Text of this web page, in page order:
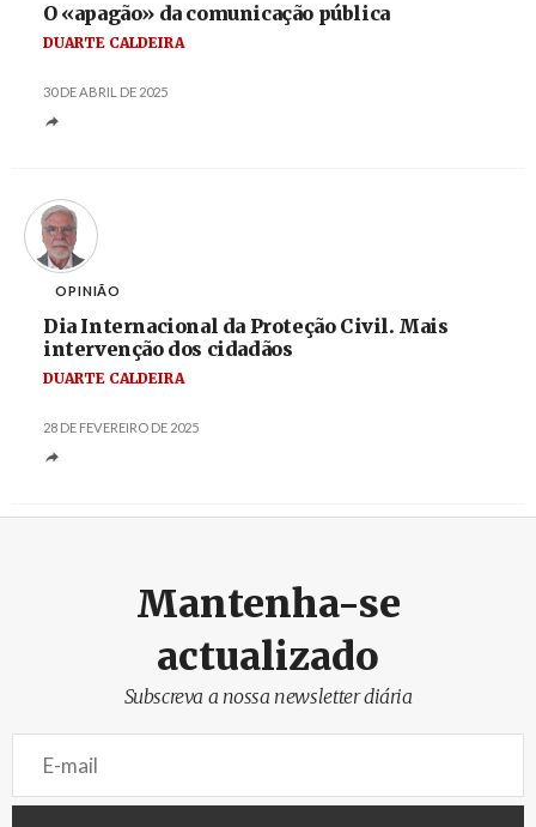
O «apagão» da comunicação pública
DUARTE CALDEIRA
30 DE ABRIL DE 2025
OPINIÃO
Dia Internacional da Proteção Civil. Mais
intervenção dos cidadãos
DUARTE CALDEIRA
28 DE FEVEREIRO DE 2025
Mantenha-se
actualizado
Subscreva a nossa newsletter diária